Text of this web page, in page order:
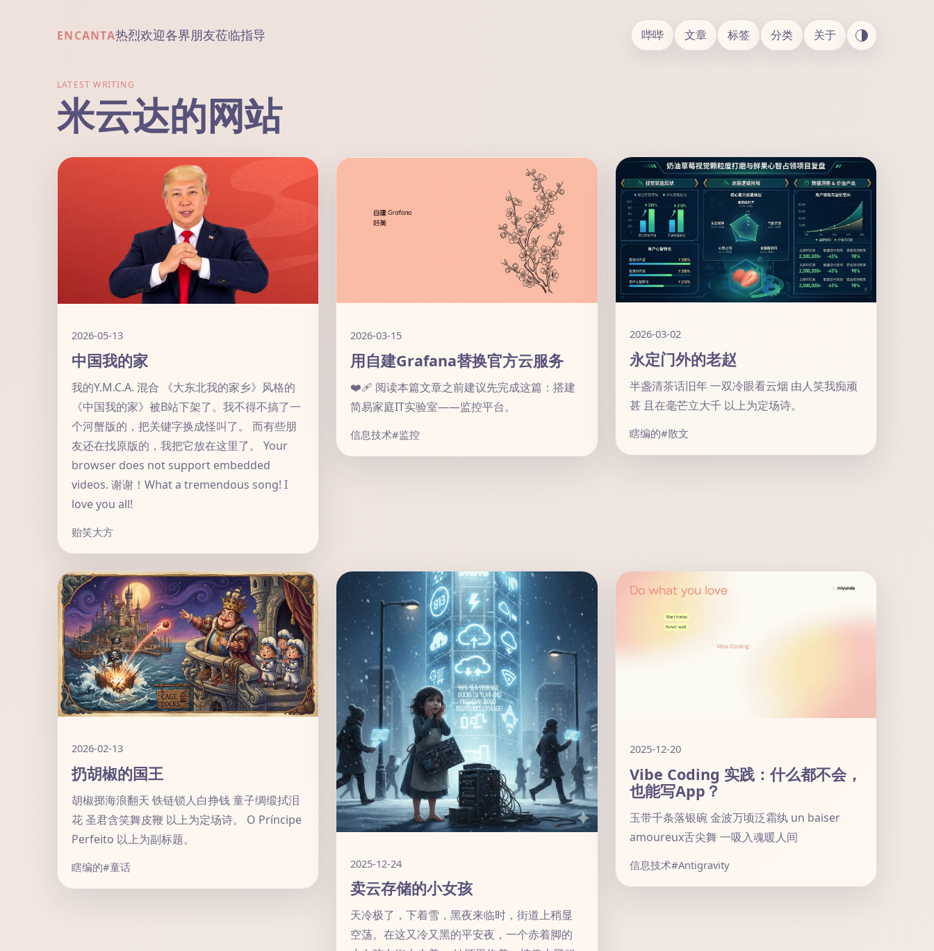
ENCANTA热烈欢迎各界朋友莅临指导 哔哔 文章 标签 分类 关于
LATEST WRITING
米云达的网站
2026-05-13
中国我的家
我的Y.M.C.A. 混合 《大东北我的家乡》风格的
《中国我的家》被B站下架了。我不得不搞了一
个河蟹版的，把关键字换成怪叫了。 而有些朋
友还在找原版的，我把它放在这里了。 Your
browser does not support embedded
videos. 谢谢！What a tremendous song! I
love you all!
贻笑大方
2026-03-15
用自建Grafana替换官方云服务
❤️‍🩹 阅读本篇文章之前建议先完成这篇：搭建
简易家庭IT实验室——监控平台。
信息技术#监控
2026-03-02
永定门外的老赵
半盏清茶话旧年 一双冷眼看云烟 由人笑我痴顽
甚 且在毫芒立大千 以上为定场诗。
瞎编的#散文
2026-02-13
扔胡椒的国王
胡椒掷海浪翻天 铁链锁人白挣钱 童子绸缎拭泪
花 圣君含笑舞皮鞭 以上为定场诗。 O Príncipe
Perfeito 以上为副标题。
瞎编的#童话 2025-12-24
卖云存储的小女孩
天冷极了，下着雪，黑夜来临时，街道上稍显
空荡。在这又冷又黑的平安夜，一个赤着脚的
2025-12-20
Vibe Coding 实践：什么都不会，
也能写App？
玉带千条落银碗 金波万顷泛霜纨 un baiser
amoureux舌尖舞 一吸入魂暖人间
信息技术#Antigravity